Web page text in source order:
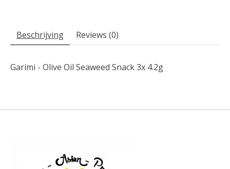
Beschrijving Reviews (0)
Garimi - Olive Oil Seaweed Snack 3x 4.2g